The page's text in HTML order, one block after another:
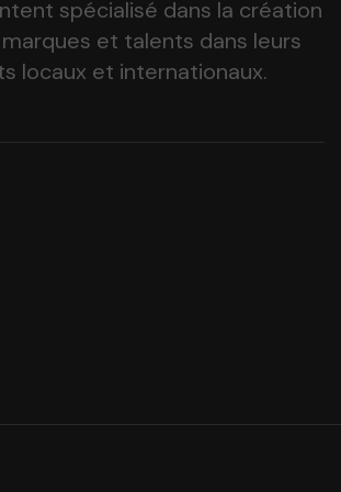
spécialisé dans la création
et talents dans leurs
locaux et internationaux.